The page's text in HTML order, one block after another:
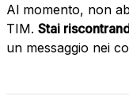
Al momento, non
TIM. Stai
un messaggio nei